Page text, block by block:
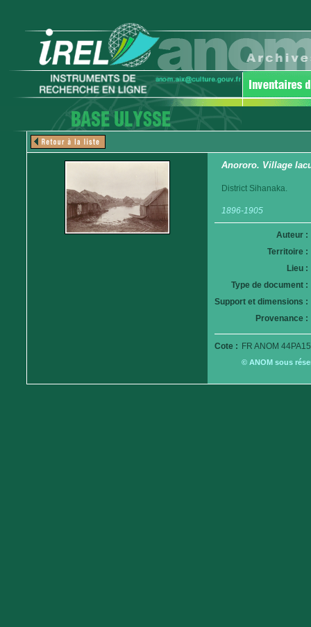
Anororo. Village
District Sihanaka.
1896-1905
Auteur :
Territoire :
Lieu :
Type de document :
Support et dimensions :
Provenance :
Cote : FR ANOM
© ANOM sous